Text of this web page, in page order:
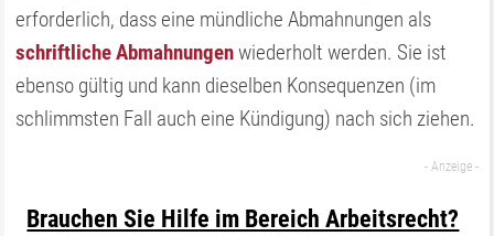
erforderlich, dass eine mündliche Abmahnungen als
schriftliche Abmahnungenwiederholt werden. Sie ist
ebenso gültig und kann dieselben Konsequenzen (im
schlimmsten Fall auch eine Kündigung) nach sich ziehen.
Brauchen Sie Hilfe im Bereich Arbeitsrecht?